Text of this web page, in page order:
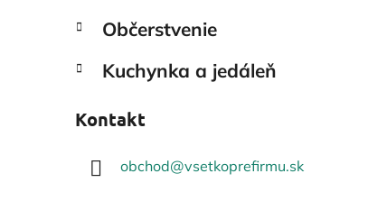
Občerstvenie
Kuchynka a jedáleň
Kontakt
obchod@vsetkoprefirmu.sk